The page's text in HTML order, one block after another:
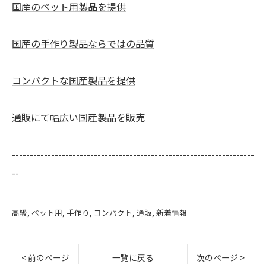
国産のペット用製品を提供
国産の手作り製品ならではの品質
コンパクトな国産製品を提供
通販にて幅広い国産製品を販売
--------------------------------------------------------------------
--
高級 ペット用 手作り コンパクト 通販 新着情報
< 前のページ 一覧に戻る 次のページ >